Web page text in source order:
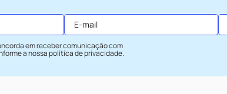
em receber comunicação com
a nossapolítica de privacidade.